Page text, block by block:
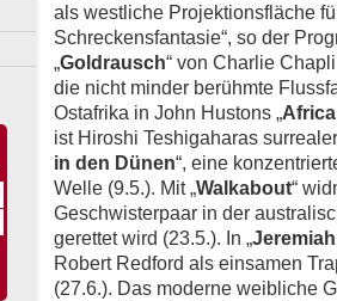
als westliche Projektionsfläche
Schreckensfantasie“, so der
„Goldrausch“ von Charlie
die nicht minder berühmte
Ostafrika in John Hustons „
ist Hiroshi Teshigaharas
in den Dünen“, eine
Welle (9.5.). Mit „Walkabout“
Geschwisterpaar in der
gerettet wird (23.5.). In „
Robert Redford als einsamen
(27.6.). Das moderne weibliche